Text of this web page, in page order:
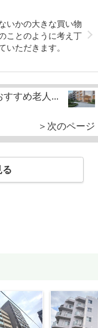
いかの大きな買い物
ことのように考え丁
いただきます。
すすめ老人...
＞次のページ
る